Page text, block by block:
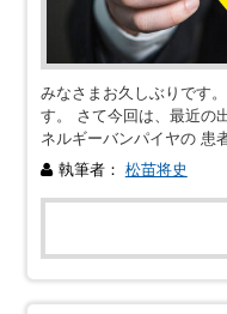
みなさまお久しぶりです
す。 さて今回は、最近の
ネルギーバンパイヤの 患
執筆者： 松苗将史